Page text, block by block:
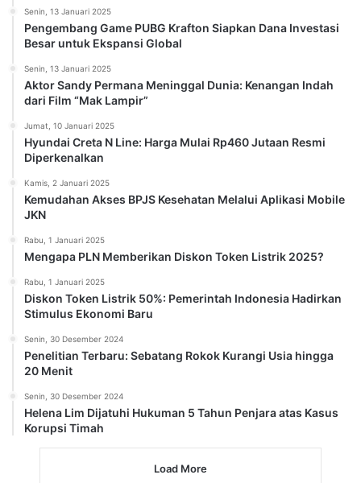
Senin, 13 Januari 2025
Pengembang Game PUBG Krafton Siapkan Dana Investasi
Besar untuk Ekspansi Global
Senin, 13 Januari 2025
Aktor Sandy Permana Meninggal Dunia: Kenangan Indah
dari Film “Mak Lampir”
Jumat, 10 Januari 2025
Hyundai Creta N Line: Harga Mulai Rp460 Jutaan Resmi
Diperkenalkan
Kamis, 2 Januari 2025
Kemudahan Akses BPJS Kesehatan Melalui Aplikasi Mobile
JKN
Rabu, 1 Januari 2025
Mengapa PLN Memberikan Diskon Token Listrik 2025?
Rabu, 1 Januari 2025
Diskon Token Listrik 50%: Pemerintah Indonesia Hadirkan
Stimulus Ekonomi Baru
Senin, 30 Desember 2024
Penelitian Terbaru: Sebatang Rokok Kurangi Usia hingga
20 Menit
Senin, 30 Desember 2024
Helena Lim Dijatuhi Hukuman 5 Tahun Penjara atas Kasus
Korupsi Timah
Load More